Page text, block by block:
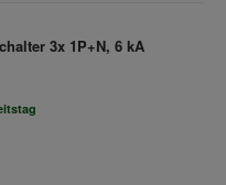
3x 1P+N, 6 kA